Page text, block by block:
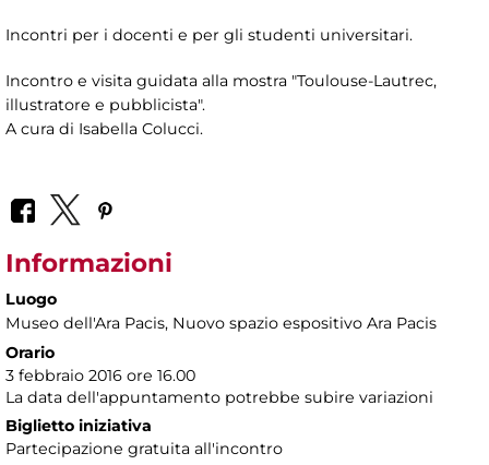
Incontri per i docenti e per gli studenti universitari.
Incontro e visita guidata alla mostra "Toulouse-Lautrec,
illustratore e pubblicista".
A cura di Isabella Colucci.
Informazioni
Luogo
Museo dell'Ara Pacis, Nuovo spazio espositivo Ara Pacis
Orario
3 febbraio 2016 ore 16.00
La data dell'appuntamento potrebbe subire variazioni
Biglietto iniziativa
Partecipazione gratuita all'incontro